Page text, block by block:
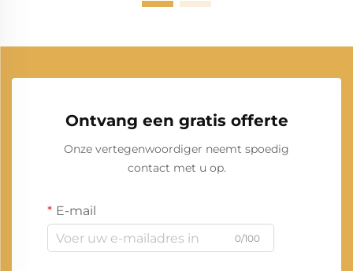
Ontvang een gratis offerte
Onze vertegenwoordiger neemt spoedig
contact met u op.
E-mail
0/100